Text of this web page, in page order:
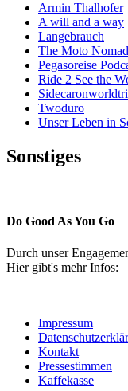
Armin Thalhofer
A will and a way
Langebrauch
The Moto Nomad
Pegasoreise
Ride 2 See the
Twoduro
Unser Leben in
Sonstiges
Do Good As You Go
Durch unser
Hier gibt's mehr Infos:
Impressum
Kontakt
Pressestimmen
Kaffekasse